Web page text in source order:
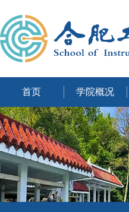
首页 学院概况